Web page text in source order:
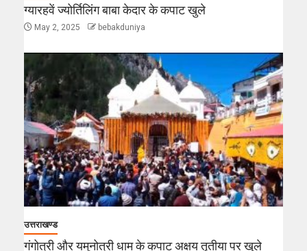
ग्यारहवें ज्योर्तिलिंग बाबा केदार के कपाट खुले
May 2, 2025 bebakduniya
उत्तराखण्ड
गंगोत्री और यमुनोत्री धाम के कपाट अक्षय तृतीया पर खुले